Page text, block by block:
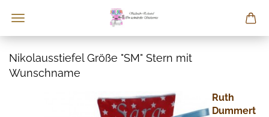
Nikolausstiefel Größe "SM" Stern mit
Wunschname
Ruth
Dummert